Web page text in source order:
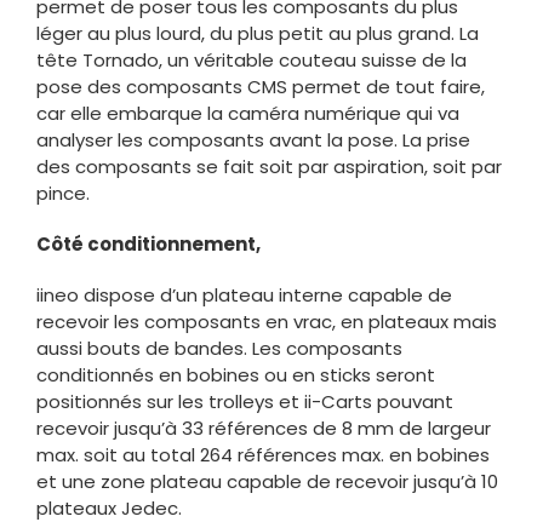
permet de poser tous les composants du plus
léger au plus lourd, du plus petit au plus grand. La
tête Tornado, un véritable couteau suisse de la
pose des composants CMS permet de tout faire,
car elle embarque la caméra numérique qui va
analyser les composants avant la pose. La prise
des composants se fait soit par aspiration, soit par
pince.
Côté conditionnement,
iineo dispose d’un plateau interne capable de
recevoir les composants en vrac, en plateaux mais
aussi bouts de bandes. Les composants
conditionnés en bobines ou en sticks seront
positionnés sur les trolleys et ii-Carts pouvant
recevoir jusqu’à 33 références de 8 mm de largeur
max. soit au total 264 références max. en bobines
et une zone plateau capable de recevoir jusqu’à 10
plateaux Jedec.